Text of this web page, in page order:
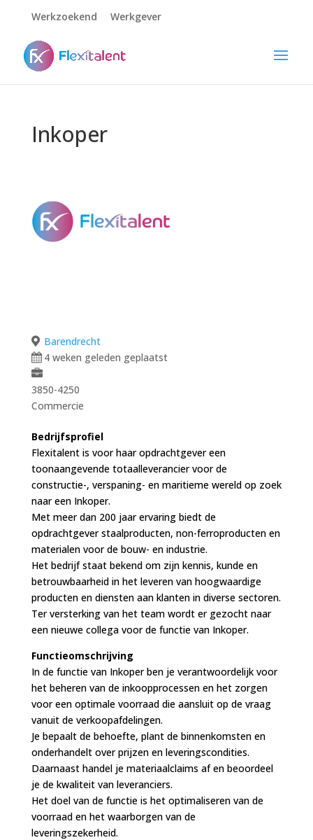
Werkzoekend Werkgever
Inkoper
Barendrecht
4 weken geleden geplaatst
3850-4250
Commercie
Bedrijfsprofiel
Flexitalent is voor haar opdrachtgever een
toonaangevende totaalleverancier voor de
constructie-, verspaning- en maritieme wereld op zoek
naar een Inkoper.
Met meer dan 200 jaar ervaring biedt de
opdrachtgever staalproducten, non-ferroproducten en
materialen voor de bouw- en industrie.
Het bedrijf staat bekend om zijn kennis, kunde en
betrouwbaarheid in het leveren van hoogwaardige
producten en diensten aan klanten in diverse sectoren.
Ter versterking van het team wordt er gezocht naar
een nieuwe collega voor de functie van Inkoper.
Functieomschrijving
In de functie van Inkoper ben je verantwoordelijk voor
het beheren van de inkoopprocessen en het zorgen
voor een optimale voorraad die aansluit op de vraag
vanuit de verkoopafdelingen.
Je bepaalt de behoefte, plant de binnenkomsten en
onderhandelt over prijzen en leveringscondities.
Daarnaast handel je materiaalclaims af en beoordeel
je de kwaliteit van leveranciers.
Het doel van de functie is het optimaliseren van de
voorraad en het waarborgen van de
leveringszekerheid.